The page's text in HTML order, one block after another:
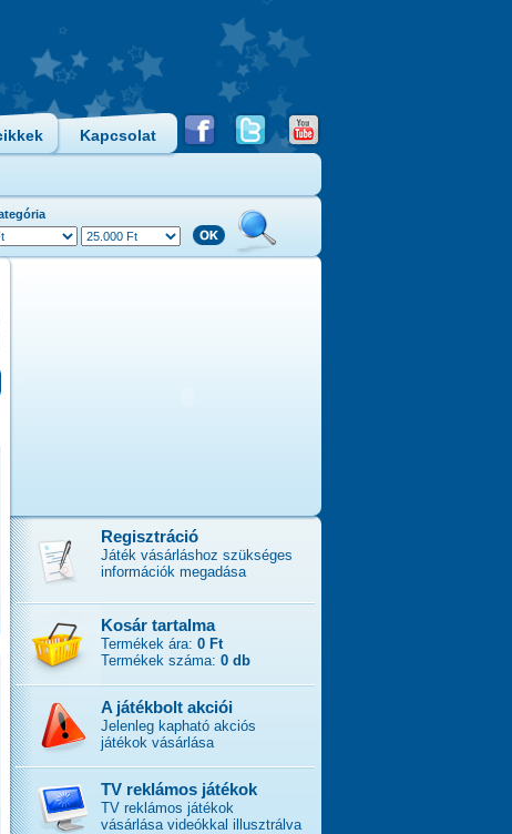
Kapcsolat
Regisztráció
Játék vásárláshoz szükséges
információk megadása
Kosár tartalma
Termékek ára: 0 Ft
Termékek száma: 0 db
A játékbolt akciói
Jelenleg kapható akciós
játékok vásárlása
TV reklámos játékok
TV reklámos játékok
vásárlása videókkal illusztrálva